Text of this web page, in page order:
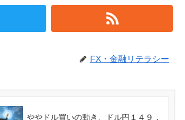
FX・金融リテラシー
ややドル買いの動き、ドル円１４９．